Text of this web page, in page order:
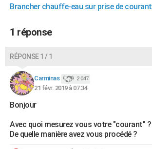
GUIDES D'ACHAT
BONS PLANS
Dictionnaire
Biographies
Citations
Expressions
Proverbes
PROGRAMME TV
COPAINS D'AVANT
S'inscrire
Se connecter
Lycées
Collèges
Primaires
Universités
Entreprises
Service militaire
Avis de recherche
AVIS DE DÉCÈS
Brancher chauffe-eau sur prise de courant
1 réponse
RÉPONSE 1 / 1
Carminas 2 047
21 févr. 2019 à 07:34
Bonjour
Avec quoi mesurez vous votre "courant" ?
De quelle manière avez vous procédé ?